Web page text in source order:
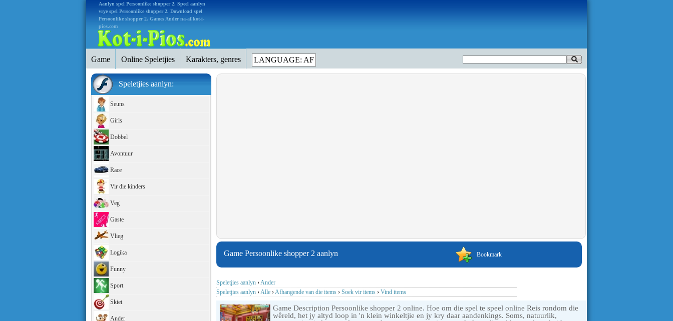
Aanlyn spel Persoonlike shopper 2. Speel aanlyn
vrye spel Persoonlike shopper 2. Download spel
Persoonlike shopper 2. Games Ander na-af.kot-i-
pios.com
Game Online Speletjies Karakters, genres LANGUAGE: AF
Speletjies aanlyn:
Seuns
Girls
Dobbel
Avontuur
Race
Vir die kinders
Veg
Gaste
Vlieg
Logika
Funny
Sport
Skiet
Ander
Bookmark
Game Persoonlike shopper 2 aanlyn
Speletjies aanlyn ›Ander
Speletjies aanlyn ›Alle ›Afhangende van die items › Soek vir items › Vind items
Game Description Persoonlike shopper 2 online. Hoe om die spel te speel online Reis rondom die
wêreld, het jy altyd loop in 'n klein winkeltjie en jy kry daar aandenkings. Soms, natuurlik,